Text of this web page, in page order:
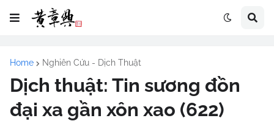
Home Nghiên Cứu - Dịch Thuật
Dịch thuật: Tin sương đồn
đại xa gần xôn xao (622)